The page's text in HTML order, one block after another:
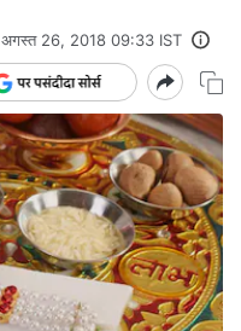
अगस्त 26, 2018 09:33 IST